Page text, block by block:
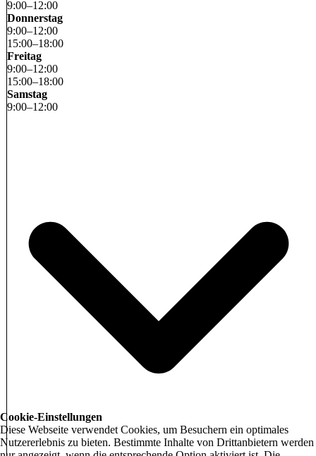
9:00–12:00
Donnerstag
9:00–12:00
15:00–18:00
Freitag
9:00–12:00
15:00–18:00
Samstag
9:00–12:00
Cookie-Einstellungen
Diese Webseite verwendet Cookies, um Besuchern ein optimales
Nutzererlebnis zu bieten. Bestimmte Inhalte von Drittanbietern werden